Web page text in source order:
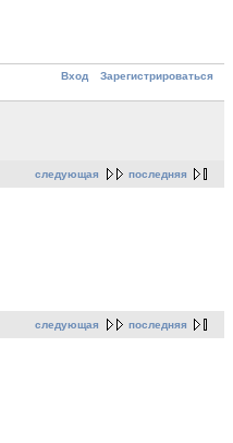
Вход Зарегистрироваться
следующая последняя
следующая последняя